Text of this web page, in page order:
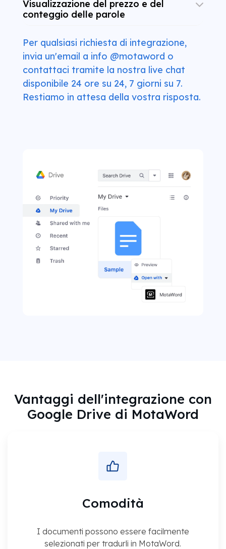
Visualizzazione del prezzo e del
conteggio delle parole
Per qualsiasi richiesta di integrazione,
invia un'email a info @motaword o
contattaci tramite la nostra live chat
disponibile 24 ore su 24, 7 giorni su 7.
Restiamo in attesa della vostra risposta.
Vantaggi dell'integrazione con
Google Drive di MotaWord
Comodità
I documenti possono essere facilmente
selezionati per tradurli in MotaWord.